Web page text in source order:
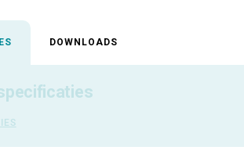
DOWNLOADS